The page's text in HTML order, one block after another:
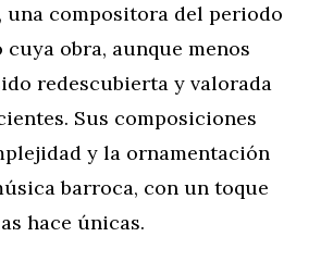
una compositora del periodo
obra, aunque menos
redescubierta y valorada
Sus composiciones
y la ornamentación
barroca, con un toque
hace únicas.